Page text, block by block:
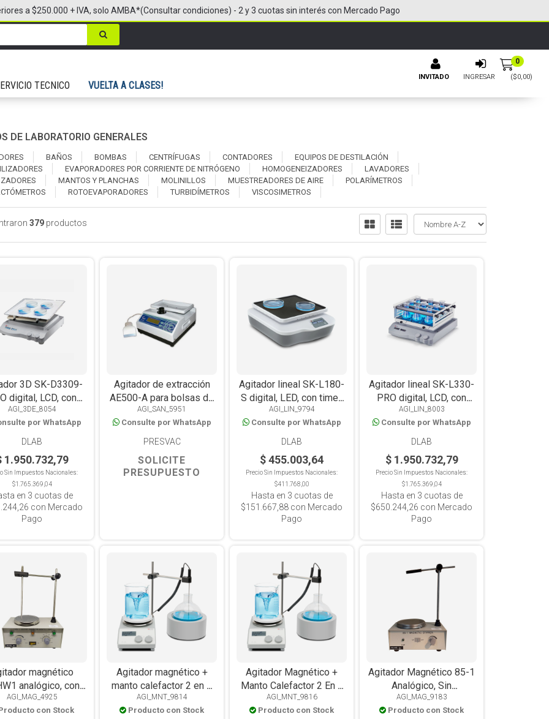
INVITADO INGRESAR
0
($0,00)
TECNICO VUELTA A CLASES!
a $250.000 + IVA, solo AMBA*(Consultar condiciones) - 2 y 3 cuotas sin interés con Mercado Pago
DE LABORATORIO GENERALES
BAÑOS BOMBAS CENTRÍFUGAS CONTADORES
EQUIPOS DE DESTILACIÓN
EVAPORADORES POR CORRIENTE DE NITRÓGENO HOMOGENEIZADORES
LAVADORES
MANTOS Y PLANCHAS MOLINILLOS MUESTREADORES DE AIRE
POLARÍMETROS
ROTOEVAPORADORES TURBIDÍMETROS VISCOSIMETROS
379 productos
3D SK-D3309-
digital, LCD, con
plataforma
5kg
AGI_3DE_8054
por WhatsApp
DLAB
1.950.732,79
Sin Impuestos Nacionales:
$1.765.369,04
en 3 cuotas de
con Mercado
Pago
Agitador de extracción
AE500-A para bolsas de
sangre digital, LCD,
automático, con balanza
AGI_SAN_5951
Consulte por WhatsApp
PRESVAC
SOLICITE
PRESUPUESTO
Agitador lineal SK-L180-
S digital, LED, con timer,
plataforma
antideslizante, 2kg
AGI_LIN_9794
Consulte por WhatsApp
DLAB
$ 455.003,64
Precio Sin Impuestos Nacionales:
$411.768,00
Hasta en 3 cuotas de
$151.667,88 con Mercado
Pago
Agitador lineal SK-L330-
PRO digital, LCD, con
timer, plataforma 4
barras, 7.5kg
AGI_LIN_8003
Consulte por WhatsApp
DLAB
$ 1.950.732,79
Precio Sin Impuestos Nacionales:
$1.765.369,04
Hasta en 3 cuotas de
$650.244,26 con Mercado
Pago
magnético
analógico, con
con sonda,
2L
AGI_MAG_4925
con Stock
Agitador magnético +
manto calefactor 2 en 1
MS-H280-F100 digital,
LCD, con sensor, 280°C,
AGI_MNT_9814
Producto con Stock
Agitador Magnético +
Manto Calefactor 2 En 1
Ms-H280-F250 Digital,
LCD, Con Sensor, 280°C,
AGI_MNT_9816
Producto con Stock
Agitador Magnético 85-1
Analógico, Sin
Calefacción, 2L
AGI_MAG_9183
Producto con Stock